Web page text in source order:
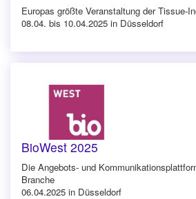
Europas größte Veranstaltung der Tissue-
08.04. bis 10.04.2025 in Düsseldorf
BioWest 2025
Die Angebots- und
Branche
06.04.2025 in Düsseldorf